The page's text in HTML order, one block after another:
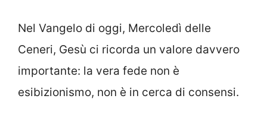
Nel Vangelo di oggi, Mercoledì delle
Ceneri, Gesù ci ricorda un valore davvero
importante: la vera fede non è
esibizionismo, non è in cerca di consensi.